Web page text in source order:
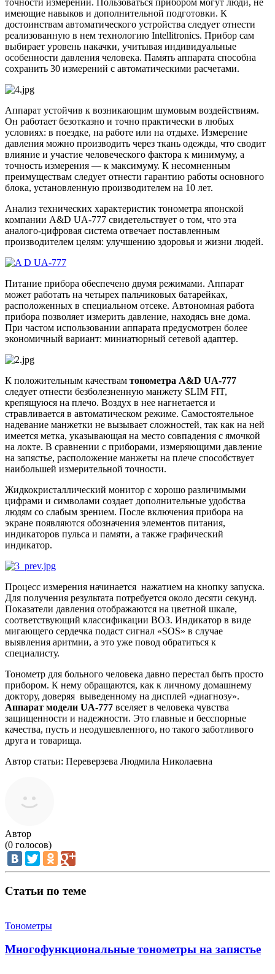
точности измерений. Пользоваться прибором могут люди, не
имеющие навыков и дополнительной подготовки. К
достоинствам автоматического устройства следует отнести
реализованную в нем технологию Intellitronics. Прибор сам
выбирает уровень накачки, учитывая индивидуальные
особенности давления человека. Память аппарата способна
сохранить 30 измерений с автоматическими расчетами.
Аппарат устойчив к возникающим шумовым воздействиям.
Он работает безотказно и точно практически в любых
условиях: в поездке, на работе или на отдыхе. Измерение
давления можно производить через ткань одежды, что сводит
влияние и участие человеческого фактора к минимуму, а
точность измерения — к максимуму. К несомненным
преимуществам следует отнести гарантию работы основного
блока, установленную производителем на 10 лет.
Анализ технических характеристик тонометра японской
компании A&D UA-777 свидетельствует о том, что эта
аналого-цифровая система отвечает поставленным
производителем целям: улучшению здоровья и жизни людей.
Питание прибора обеспечено двумя режимами. Аппарат
может работать на четырех пальчиковых батарейках,
расположенных в специальном отсеке. Автономная работа
прибора позволяет измерить давление, находясь вне дома.
При частом использовании аппарата предусмотрен более
экономичный вариант: миниатюрный сетевой адаптер.
К положительным качествам тонометра A&D UA-777
следует отнести безболезненную манжету SLIM FIT,
крепящуюся на плечо. Воздух в нее нагнетается и
стравливается в автоматическом режиме. Самостоятельное
надевание манжетки не вызывает сложностей, так как на ней
имеется метка, указывающая на место совпадения с ямочкой
на локте. В сравнении с приборами, измеряющими давление
на запястье, расположение манжеты на плече способствует
наибольшей измерительной точности.
Жидкокристаллический монитор с хорошо различимыми
цифрами и символами создает дополнительные удобства
людям со слабым зрением. После включения прибора на
экране появляются обозначения элементов питания,
индикаторов пульса и памяти, а также графический
индикатор.
Процесс измерения начинается нажатием на кнопку запуска.
Для получения результата потребуется около десяти секунд.
Показатели давления отображаются на цветной шкале,
соответствующий классификации ВОЗ. Индикатор в виде
мигающего сердечка подаст сигнал «SOS» в случае
выявления аритмии, а это уже повод обратиться к
специалисту.
Тонометр для больного человека давно перестал быть просто
прибором. К нему обращаются, как к личному домашнему
доктору, доверяя выведенному на дисплей «диагнозу».
Аппарат модели UA-777 вселяет в человека чувства
защищенности и надежности. Это главные и бесспорные
качества, пусть и неодушевленного, но такого заботливого
друга и товарища.
Автор статьи: Переверзева Людмила Николаевна
Автор
(0 голосов)
Статьи по теме
Тонометры
Многофункциональные тонометры на запястье